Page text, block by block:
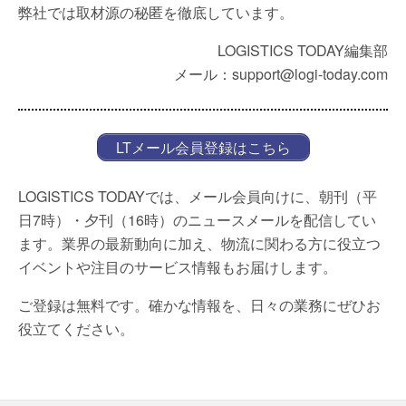
弊社では取材源の秘匿を徹底しています。
LOGISTICS TODAY編集部
メール：support@logi-today.com
LTメール会員登録はこちら
LOGISTICS TODAYでは、メール会員向けに、朝刊（平
日7時）・夕刊（16時）のニュースメールを配信してい
ます。業界の最新動向に加え、物流に関わる方に役立つ
イベントや注目のサービス情報もお届けします。
ご登録は無料です。確かな情報を、日々の業務にぜひお
役立てください。